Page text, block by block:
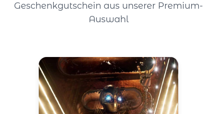
Geschenkgutschein aus unserer Premium-
Auswahl